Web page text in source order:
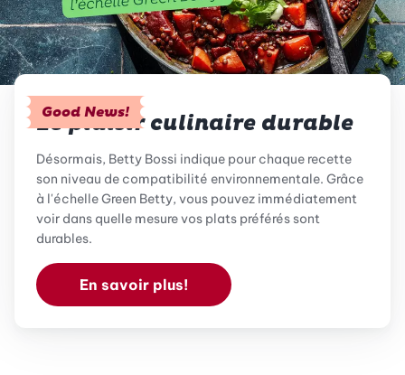
Good News!
Le plaisir culinaire durable
Désormais, Betty Bossi indique pour chaque recette
son niveau de compatibilité environnementale. Grâce
à l'échelle Green Betty, vous pouvez immédiatement
voir dans quelle mesure vos plats préférés sont
durables.
En savoir plus!